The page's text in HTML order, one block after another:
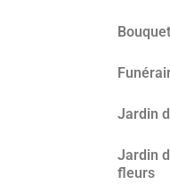
Jardin
Jardin
fleurs